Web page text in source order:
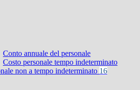
Conto annuale del personale
Costo personale tempo indeterminato
non a tempo indeterminato 16